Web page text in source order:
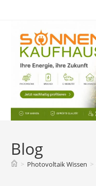
Blog
> Photovoltaik Wissen >